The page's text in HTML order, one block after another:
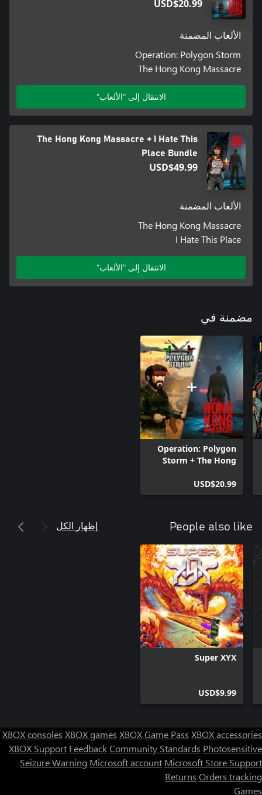
USD$20.99
الألعاب المضمنة
Operation: Polygon Storm
The Hong Kong Massacre
الانتقال إلى "الألعاب"
The Hong Kong Massacre + I Hate This
Place Bundle
USD$49.99
الألعاب المضمنة
The Hong Kong Massacre
I Hate This Place
الانتقال إلى "الألعاب"
مضمنة في
Operation: Polygon
Storm + The Hong
Bundle
USD$20.99
People also like إظهار الكل
Super XYX
USD$9.99
XBOX consoles XBOX games XBOX Game Pass XBOX accessories
XBOX Support FeedbackCommunity Standards Photosensitive
Seizure Warning Microsoft account Microsoft Store Support
Returns Orders tracking
Games